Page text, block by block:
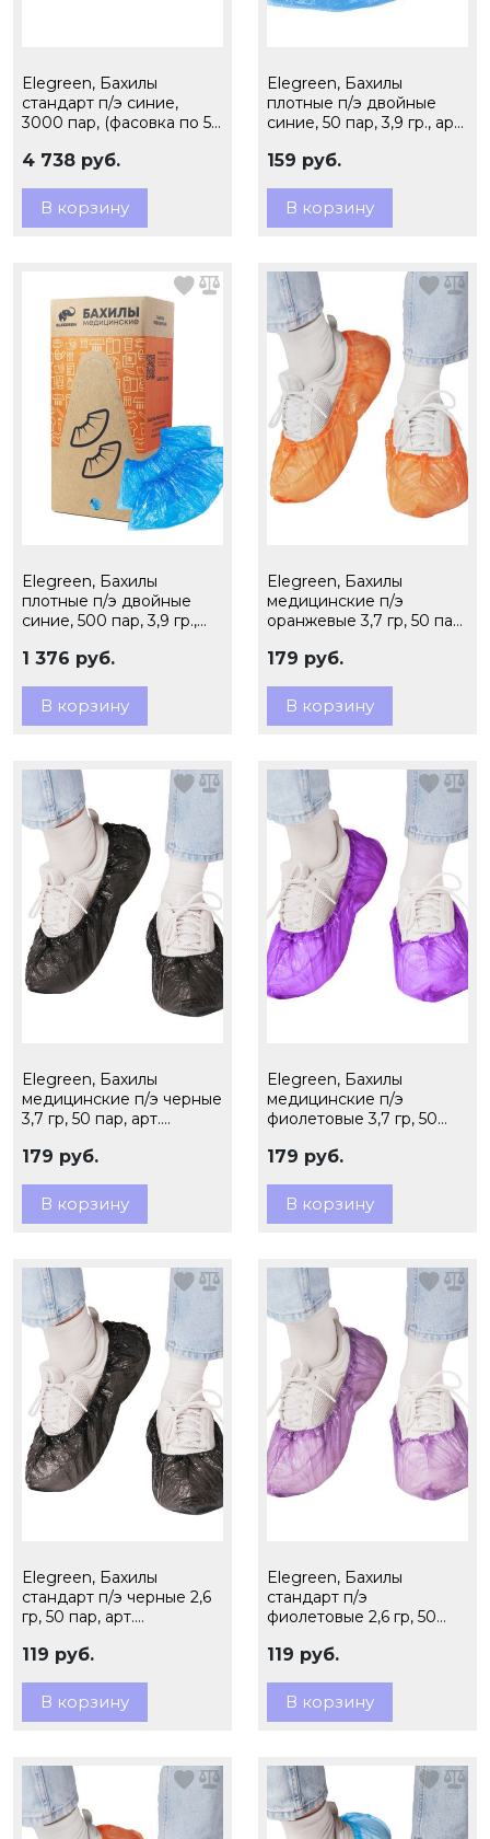
Elegreen, Бахилы
стандарт п/э синие,
3000 пар, (фасовка по 50
4 738 руб.
В корзину
Elegreen, Бахилы
плотные п/э двойные
синие, 50 пар, 3,9 гр., арт.
159 руб.
В корзину
Elegreen, Бахилы
плотные п/э двойные
синие, 500 пар, 3,9 гр.,
1 376 руб.
В корзину
Elegreen, Бахилы
медицинские п/э
оранжевые 3,7 гр, 50 пар,
179 руб.
В корзину
Elegreen, Бахилы
медицинские п/э черные
3,7 гр, 50 пар, арт.
179 руб.
В корзину
Elegreen, Бахилы
медицинские п/э
фиолетовые 3,7 гр, 50
179 руб.
В корзину
Elegreen, Бахилы
стандарт п/э черные 2,6
гр, 50 пар, арт.
119 руб.
В корзину
Elegreen, Бахилы
стандарт п/э
фиолетовые 2,6 гр, 50
119 руб.
В корзину